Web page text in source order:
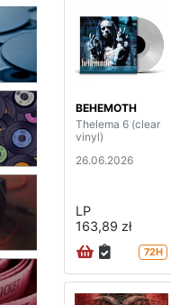
BEHEMOTH
Thelema 6 (clear
vinyl)
26.06.2026
LP
163,89 zł
72H